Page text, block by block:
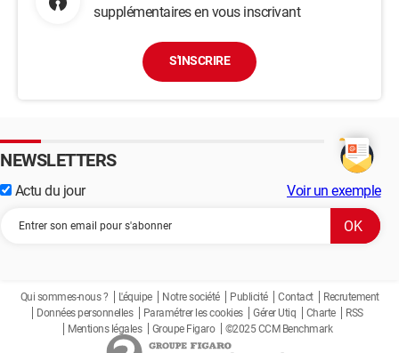
supplémentaires en vous inscrivant
S'INSCRIRE
NEWSLETTERS
Actu du jour Voir un exemple
Qui sommes-nous ? L'équipe Notre société Publicité Contact
Recrutement
Données personnelles
Paramétrer les cookies Gérer Utiq Charte
RSS
Mentions légales
Groupe Figaro ©2025 CCM Benchmark